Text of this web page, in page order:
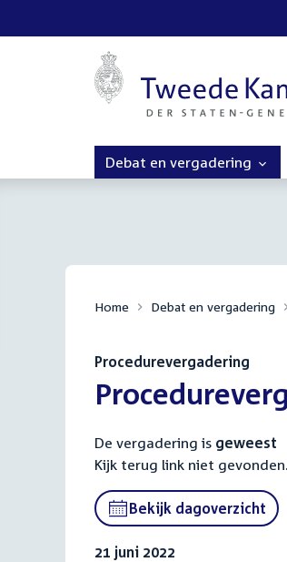
Debat en vergadering
Home Debat en vergadering
Procedurevergadering
:
De vergadering is geweest
Kijk terug link niet
Bekijk dagoverzicht
21 juni 2022